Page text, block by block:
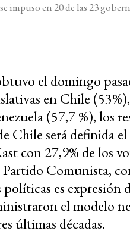
impuso en 20 de las 23
el domingo
en Chile
(57,7 %), los
Chile será definida
con 27,9% de los
Comunista,
es expresión
el modelo
últimas décadas.